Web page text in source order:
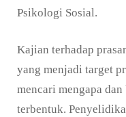
Psikologi Sosial.
Kajian terhadap
yang menjadi target
mencari mengapa
terbentuk.